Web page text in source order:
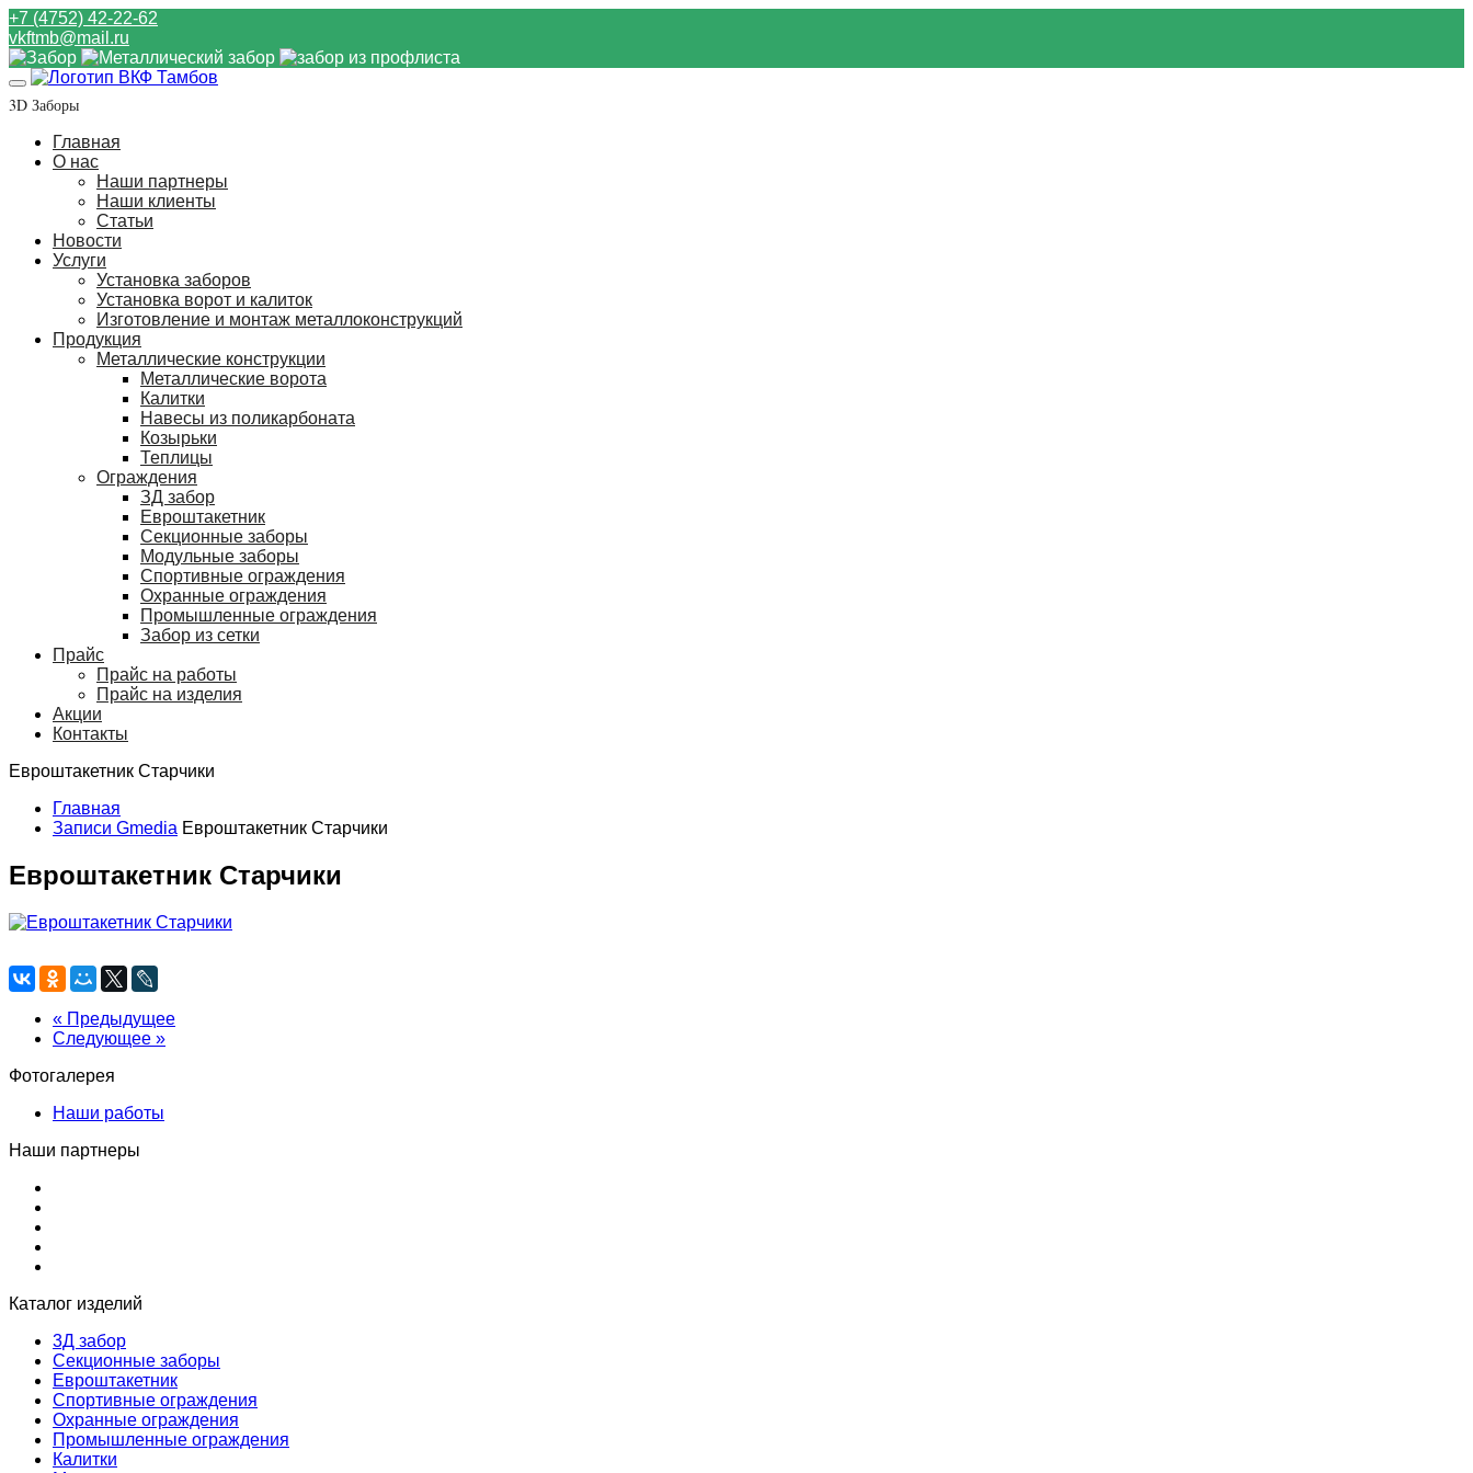
+7 (4752) 42-22-62
vkftmb@mail.ru
3D Заборы
Главная
О нас
Наши партнеры
Наши клиенты
Статьи
Новости
Услуги
Установка заборов
Установка ворот и калиток
Изготовление и монтаж металлоконструкций
Продукция
Металлические конструкции
Металлические ворота
Калитки
Навесы из поликарбоната
Козырьки
Теплицы
Ограждения
ЗД забор
Евроштакетник
Секционные заборы
Модульные заборы
Спортивные ограждения
Охранные ограждения
Промышленные ограждения
Забор из сетки
Прайс
Прайс на работы
Прайс на изделия
Акции
Контакты
Евроштакетник Старчики
Главная
Записи Gmedia Евроштакетник Старчики
Евроштакетник Старчики
« Предыдущее
Следующее »
Фотогалерея
Наши работы
Наши партнеры
Каталог изделий
3Д забор
Секционные заборы
Евроштакетник
Спортивные ограждения
Охранные ограждения
Промышленные ограждения
Калитки